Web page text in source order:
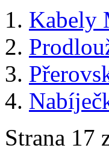
Kabely
Strana 17